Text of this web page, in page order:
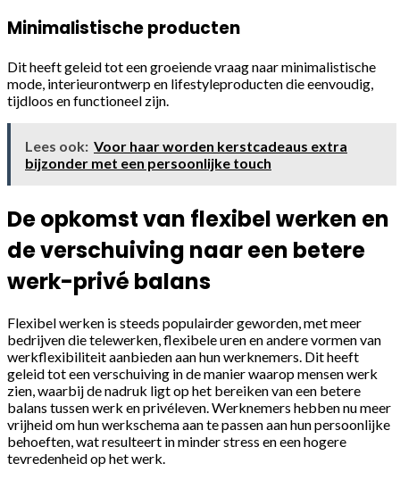
Minimalistische producten
Dit heeft geleid tot een groeiende vraag naar minimalistische
mode, interieurontwerp en lifestyleproducten die eenvoudig,
tijdloos en functioneel zijn.
Lees ook: Voor haar worden kerstcadeaus extra
bijzonder met een persoonlijke touch
De opkomst van flexibel werken en
de verschuiving naar een betere
werk-privé balans
Flexibel werken is steeds populairder geworden, met meer
bedrijven die telewerken, flexibele uren en andere vormen van
werkflexibiliteit aanbieden aan hun werknemers. Dit heeft
geleid tot een verschuiving in de manier waarop mensen werk
zien, waarbij de nadruk ligt op het bereiken van een betere
balans tussen werk en privéleven. Werknemers hebben nu meer
vrijheid om hun werkschema aan te passen aan hun persoonlijke
behoeften, wat resulteert in minder stress en een hogere
tevredenheid op het werk.